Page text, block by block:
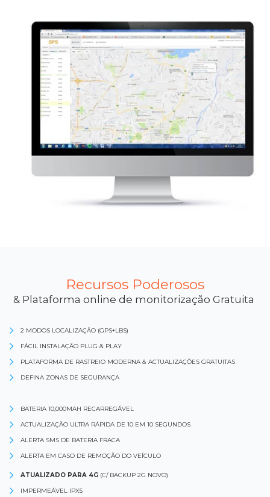
Recursos Poderosos
& Plataforma online de monitorização Gratuita
2 MODOS LOCALIZAÇÃO (GPS+LBS)
FÁCIL INSTALAÇÃO PLUG & PLAY
PLATAFORMA DE RASTREIO MODERNA & ACTUALIZAÇÕES GRATUITAS
DEFINA ZONAS DE SEGURANÇA
BATERIA 10,000MAH RECARREGÁVEL
ACTUALIZAÇÃO ULTRA RÁPIDA DE 10 EM 10 SEGUNDOS
ALERTA SMS DE BATERIA FRACA
ALERTA EM CASO DE REMOÇÃO DO VEÍCULO
ATUALIZADO PARA 4G (C/ BACKUP 2G NOVO)
IMPERMEÁVEL IPX5